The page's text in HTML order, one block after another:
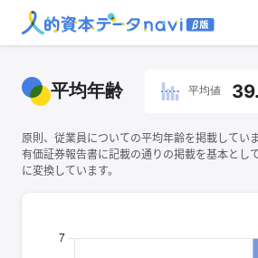
平均年齢 平均値
原則、従業員についての平均年齢を掲載していま
有価証券報告書に記載の通りの掲載を基本とし
に変換しています。